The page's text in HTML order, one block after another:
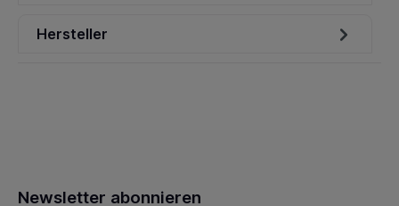
Hersteller
Newsletter abonnieren